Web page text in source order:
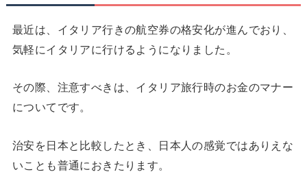
最近は、イタリア行きの航空券の格安化が進んでおり、
気軽にイタリアに行けるようになりました。
その際、注意すべきは、イタリア旅行時のお金のマナー
についてです。
治安を日本と比較したとき、日本人の感覚ではありえな
いことも普通におきたります。